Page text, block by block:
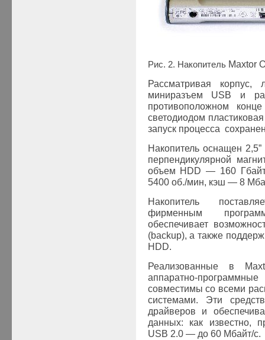
Рис. 2. Накопитель Maxtor
Рассматривая корпус,
миниразъем USB и
противоположном
светодиодом
запуск процесса
Накопитель оснащен 2,5”
перпендикулярной
объем HDD — 160
5400 об./мин, кэш — 8
Накопитель
фирменным
обеспечивает
(backup), а также
HDD.
Реализованные в
аппаратно-
совместимы со всеми
системами. Эти
драйверов и
данных: как известно,
USB 2.0 — до 60 Мбайт/с.